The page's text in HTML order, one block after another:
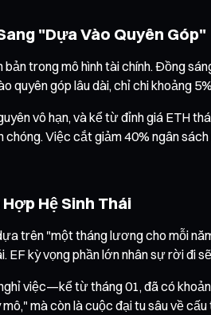
"Dựa Vào Quyên Góp"
trong mô hình tài chính. Đồng
góp lâu dài, chỉ chi khoảng
vô hạn, và kể từ đỉnh giá ETH
chóng. Việc cắt giảm 40% ngân
Hệ Sinh Thái
trên "một tháng lương cho mỗi
EF kỳ vọng phần lớn nhân sự rời
việc—kể từ tháng 01, đã có
mà còn là cuộc đại tu sâu về